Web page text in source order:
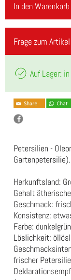
In den Warenkorb
Frage zum Artikel
Auf Lager:
Petersilien -
Gartenpetersilie).
Herkunftsland:
Gehalt
Geschmack:
Konsistenz:
Farbe: dunkelgrün
Löslichkeit:
frischer Petersilie